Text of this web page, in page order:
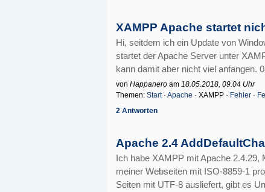
XAMPP Apache startet
Hi, seitdem ich ein Update von
startet der Apache Server unter
kann damit aber nicht viel anfangen.
von Happanero am 18.05.2018, 09.04 Uhr
Themen: Start· Apache · XAMPP · Fehler ·
2 Antworten
Apache 2.4
Ich habe XAMPP mit Apache
meiner Webseiten mit ISO-8859-1
Seiten mit UTF-8 ausliefert, gibt es